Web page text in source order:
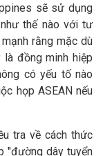
sẽ sử dụng
thế nào với tư
rằng mặc dù
đồng minh hiệp
có yếu tố nào
họp ASEAN nếu
tra về cách thức
"đường dây tuyển